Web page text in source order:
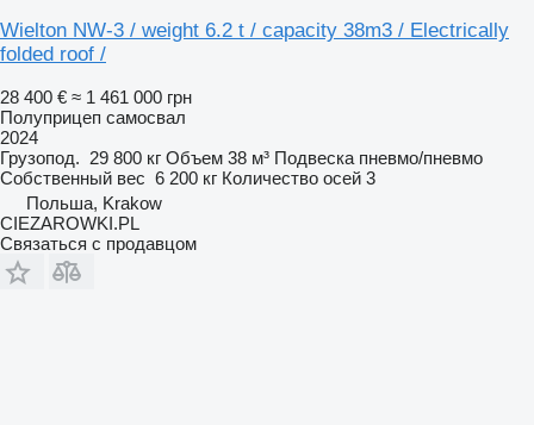
Wielton NW-3 / weight 6.2 t / capacity 38m3 / Electrically
folded roof /
28 400 € ≈ 1 461 000 грн
Полуприцеп самосвал
2024
Грузопод. 29 800 кг Объем 38 м³ Подвеска пневмо/пневмо
Собственный вес 6 200 кг Количество осей 3
Польша, Krakow
CIEZAROWKI.PL
Связаться с продавцом